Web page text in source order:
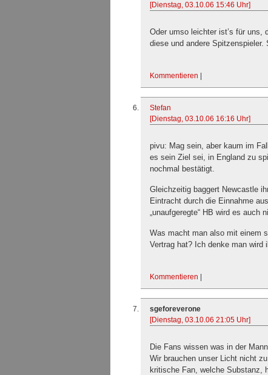
[Dienstag, 03.10.06 15:46 Uhr]
Oder umso leichter ist’s für uns,
diese und andere Spitzenspieler.
Kommentieren
Stefan
[Dienstag, 03.10.06 16:16 Uhr]
pivu: Mag sein, aber kaum im
es sein Ziel sei, in England zu
nochmal bestätigt.
Gleichzeitig baggert Newcastle
Eintracht durch die Einnahme
„unaufgeregte“ HB wird es auch
Was macht man also mit einem
Vertrag hat? Ich denke man
Kommentieren
sgeforeverone
[Dienstag, 03.10.06 21:05 Uhr]
Die Fans wissen was in der
Wir brauchen unser Licht nicht
kritische Fan, welche Substanz,